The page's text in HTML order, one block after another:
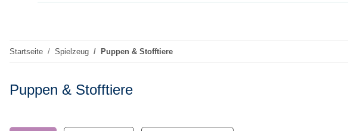
Startseite Spielzeug Puppen & Stofftiere
Puppen & Stofftiere